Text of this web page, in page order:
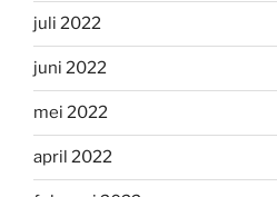
juli 2022
juni 2022
mei 2022
april 2022